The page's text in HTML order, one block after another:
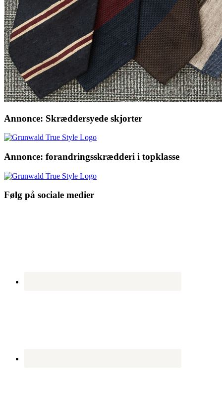
Annonce: Skræddersyede skjorter
Annonce: forandringsskrædderi i topklasse
Følg på sociale medier